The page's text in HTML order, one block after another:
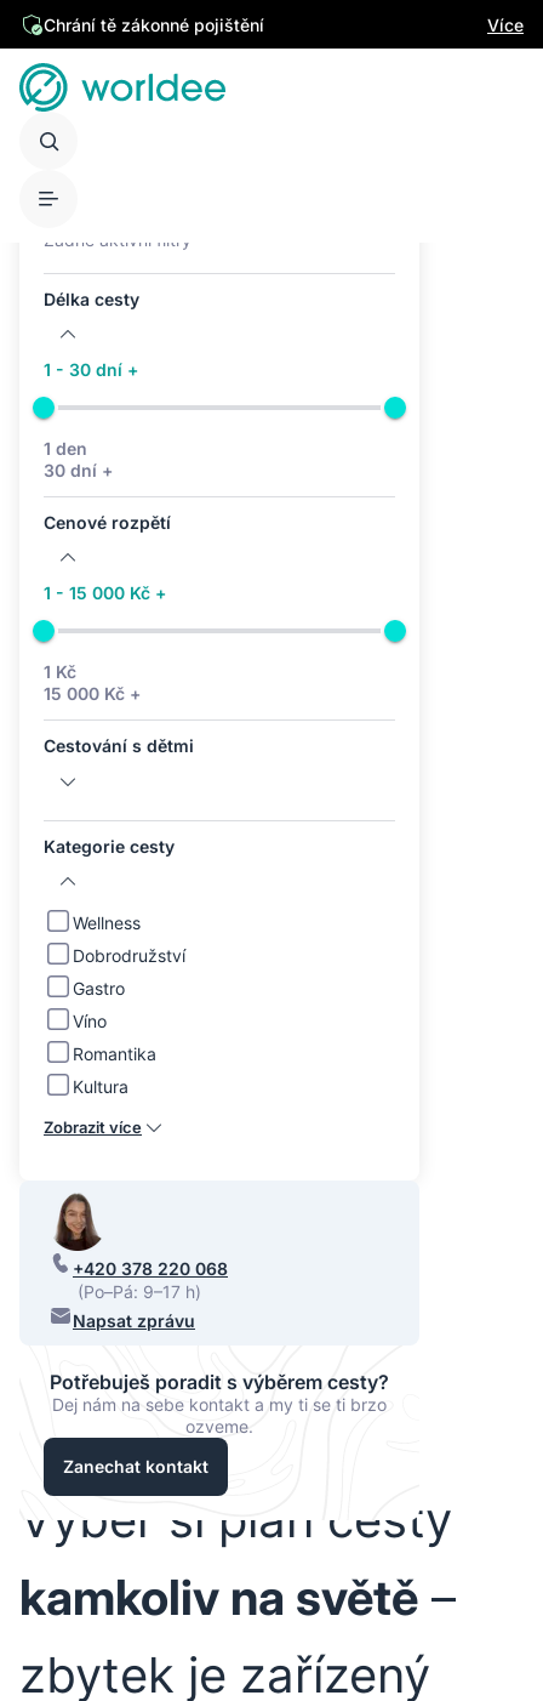
Chrání tě zákonné pojištění Více
Žádné aktivní filtry
Délka cesty
1 - 30 dní +
1 den
30 dní +
Cenové rozpětí
1 - 15 000 Kč +
1 Kč
15 000 Kč +
Cestování s dětmi
Kategorie cesty
Wellness
Dobrodružství
Gastro
Víno
Romantika
Kultura
Zobrazit více
+420 378 220 068
(Po–Pá: 9–17 h)
Napsat zprávu
Potřebuješ poradit s výběrem cesty?
Dej nám na sebe kontakt a my ti se ti brzo
ozveme.
Zanechat kontakt
Vyber si plán cesty
kamkoliv na světě –
zbytek je zařízený